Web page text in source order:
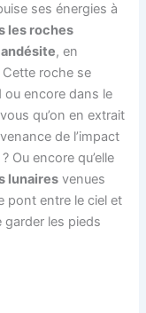
ses énergies à
les roches
, en
Cette roche se
ou encore dans le
qu’on en extrait
de l’impact
Ou encore qu’elle
lunaires venues
pont entre le ciel et
les pieds